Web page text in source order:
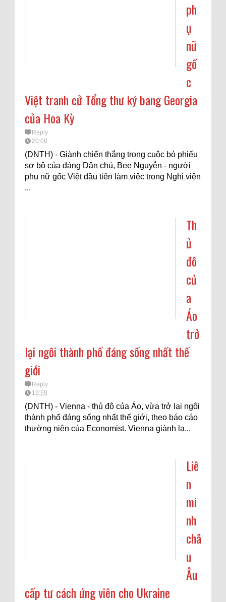
ph
ụ
nữ
gố
c
Việt tranh cử Tổng thư ký bang Georgia
của Hoa Kỳ
Reply
20:00
(DNTH) - Giành chiến thắng trong cuộc bỏ phiếu
sơ bộ của đảng Dân chủ, Bee Nguyễn - người
phụ nữ gốc Việt đầu tiên làm việc trong Nghị viện
...
Th
ủ
đô
củ
a
Áo
trở
lại ngôi thành phố đáng sống nhất thế
giới
Reply
19:59
(DNTH) - Vienna - thủ đô của Áo, vừa trở lại ngôi
thành phố đáng sống nhất thế giới, theo báo cáo
thường niên của Economist. Vienna giành lạ...
Liê
n
mi
nh
châ
u
Âu
cấp tư cách ứng viên cho Ukraine